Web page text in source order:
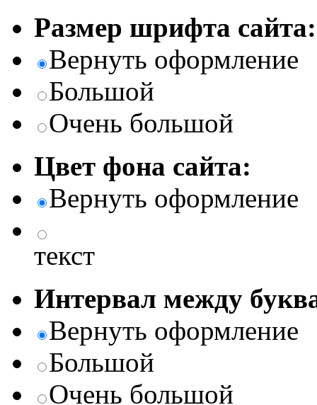
Размер шрифта сайта:
Вернуть оформление
Большой
Очень большой
Цвет фона сайта:
Вернуть оформление
текст
Интервал между
Вернуть оформление
Большой
Очень большой